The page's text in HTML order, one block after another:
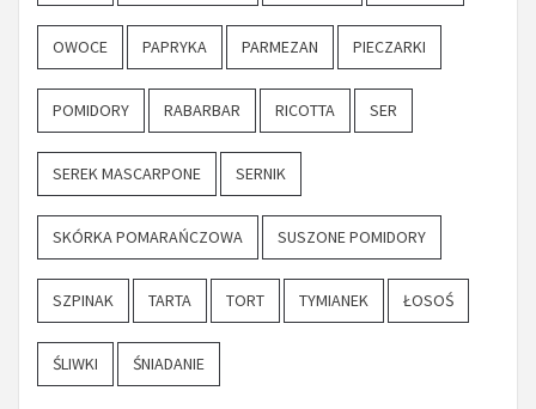
OWOCE PAPRYKA PARMEZAN PIECZARKI
POMIDORY RABARBAR RICOTTA SER
SEREK MASCARPONE SERNIK
SKÓRKA POMARAŃCZOWA SUSZONE POMIDORY
SZPINAK TARTA TORT TYMIANEK ŁOSOŚ
ŚLIWKI ŚNIADANIE